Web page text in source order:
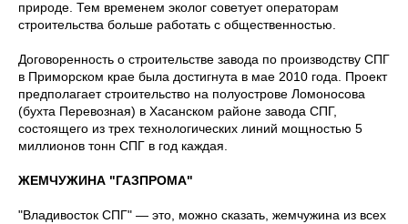
природе. Тем временем эколог советует операторам
строительства больше работать с общественностью.
Договоренность о строительстве завода по производству СПГ
в Приморском крае была достигнута в мае 2010 года. Проект
предполагает строительство на полуострове Ломоносова
(бухта Перевозная) в Хасанском районе завода СПГ,
состоящего из трех технологических линий мощностью 5
миллионов тонн СПГ в год каждая.
ЖЕМЧУЖИНА "ГАЗПРОМА"
"Владивосток СПГ" — это, можно сказать, жемчужина из всех